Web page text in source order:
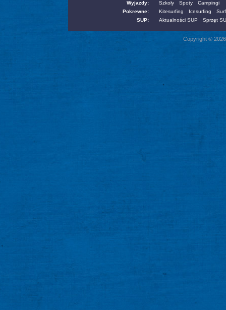
Wyjazdy:
Szkoły Spoty
Campingi
Pokrewne:
Kitesurfing Icesurfing
SUP:
Aktualności SUP Sprzęt
Copyright ©